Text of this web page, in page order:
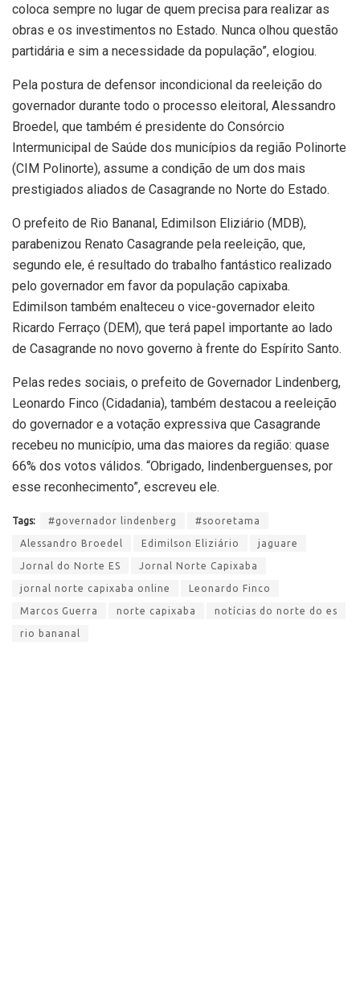
coloca sempre no lugar de quem precisa para realizar as
obras e os investimentos no Estado. Nunca olhou questão
partidária e sim a necessidade da população”, elogiou.
Pela postura de defensor incondicional da reeleição do
governador durante todo o processo eleitoral, Alessandro
Broedel, que também é presidente do Consórcio
Intermunicipal de Saúde dos municípios da região Polinorte
(CIM Polinorte), assume a condição de um dos mais
prestigiados aliados de Casagrande no Norte do Estado.
O prefeito de Rio Bananal, Edimilson Eliziário (MDB),
parabenizou Renato Casagrande pela reeleição, que,
segundo ele, é resultado do trabalho fantástico realizado
pelo governador em favor da população capixaba.
Edimilson também enalteceu o vice-governador eleito
Ricardo Ferraço (DEM), que terá papel importante ao lado
de Casagrande no novo governo à frente do Espírito Santo.
Pelas redes sociais, o prefeito de Governador Lindenberg,
Leonardo Finco (Cidadania), também destacou a reeleição
do governador e a votação expressiva que Casagrande
recebeu no município, uma das maiores da região: quase
66% dos votos válidos. “Obrigado, lindenberguenses, por
esse reconhecimento”, escreveu ele.
Tags: #governador lindenberg #sooretama
Alessandro Broedel Edimilson Eliziário jaguare
Jornal do Norte ES Jornal Norte Capixaba
jornal norte capixaba online Leonardo Finco
Marcos Guerra norte capixaba notícias do norte do es
rio bananal